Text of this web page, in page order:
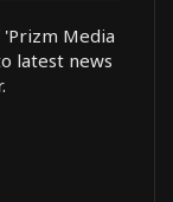
Media
latest news